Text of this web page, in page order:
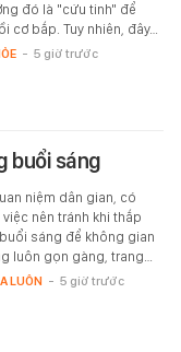
đó là "cứu tinh" để
cơ bắp. Tuy nhiên, đây…
- 5 giờ trước
buổi sáng
niệm dân gian, có
nên tránh khi thắp
sáng để không gian
luôn gọn gàng, trang…
LUÔN - 5 giờ trước